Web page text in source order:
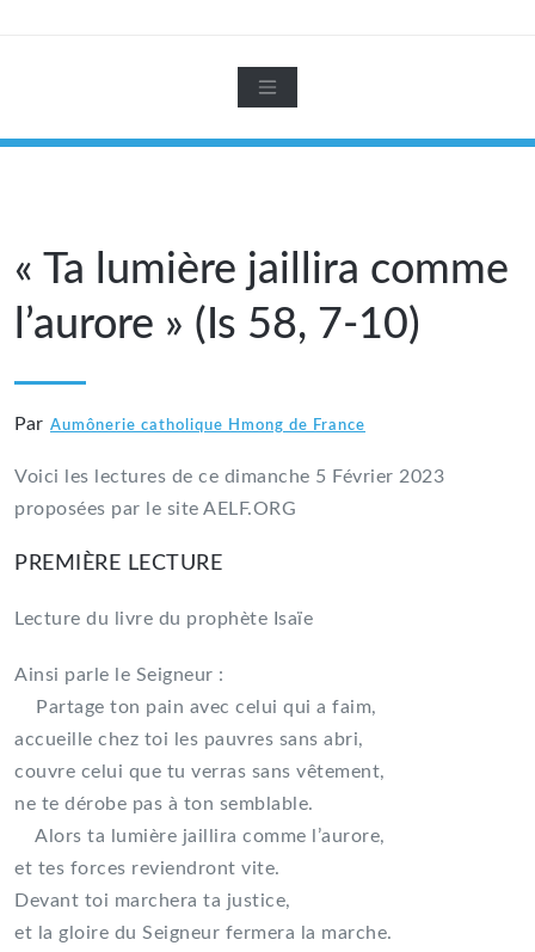
« Ta lumière jaillira comme
l’aurore » (Is 58, 7-10)
Par Aumônerie catholique Hmong de France
Voici les lectures de ce dimanche 5 Février 2023
proposées par le site AELF.ORG
PREMIÈRE LECTURE
Lecture du livre du prophète Isaïe
Ainsi parle le Seigneur :
Partage ton pain avec celui qui a faim,
accueille chez toi les pauvres sans abri,
couvre celui que tu verras sans vêtement,
ne te dérobe pas à ton semblable.
Alors ta lumière jaillira comme l’aurore,
et tes forces reviendront vite.
Devant toi marchera ta justice,
et la gloire du Seigneur fermera la marche.